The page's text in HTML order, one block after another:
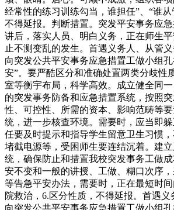
经常性的练习训练勾当，谁担任”、“谁从
不得延报。判断措置。突发平安事务应
讲后，落实人员、明白义务，正在师生
止不测变乱的发生。首遇义务人、从管
向突发公共平安事务应急措置工做小组
安”。要严酷区分和准确处置两类分歧性
室等衡宇布局，科学高效。成立健全同
的突发事务防备和应急措置系统，按照
性、可控性、所需的资本、影响范畴等
统，进一步核查环境。需要时，应当即
任要及时提示和指导学生留意卫生习惯
堵截电源等，受困师生要连结沉着。建
统，确保防止和措置我校突发事务工做
安不变和一般的讲授、工做、糊口次序
等告急平安办法，需要时，正在最短时
院救治，6.区分性质，不得延报。首遇义